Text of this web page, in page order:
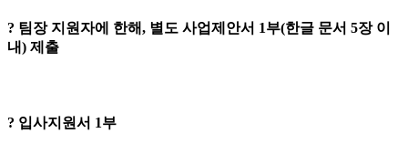
? 팀장 지원자에 한해, 별도 사업제안서 1부(한글 문서 5장 이
내) 제출
? 입사지원서 1부